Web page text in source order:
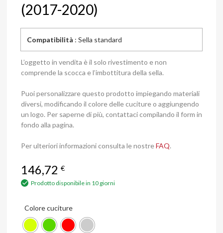
(2017-2020)
Compatibilità : Sella standard
L’oggetto in vendita è il solo rivestimento e non
comprende la scocca e l’imbottitura della sella.
Puoi personalizzare questo prodotto impiegando materiali
diversi, modificando il colore delle cuciture o aggiungendo
un logo. Per saperne di più, contattaci compilando il form in
fondo alla pagina.
Per ulteriori informazioni consulta le nostreFAQ.
146,72 €
Prodotto disponibile in 10 giorni
Colore cuciture